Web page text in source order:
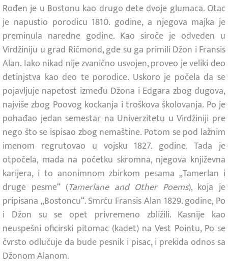
Rođen je u Bostonu kao drugo dete dvoje glumaca. Otac
je napustio porodicu 1810. godine, a njegova majka je
preminula naredne godine. Kao siroče je odveden u
Virdžiniju u grad Ričmond, gde su ga primili Džon i Fransis
Alan. Iako nikad nije zvanično usvojen, proveo je veliki deo
detinjstva kao deo te porodice. Uskoro je počela da se
pojavljuje napetost između Džona i Edgara zbog dugova,
najviše zbog Poovog kockanja i troškova školovanja. Po je
pohađao jedan semestar na Univerzitetu u Virdžiniji pre
nego što se ispisao zbog nemaštine. Potom se pod lažnim
imenom regrutovao u vojsku 1827. godine. Tada je
otpočela, mada na početku skromna, njegova književna
karijera, i to anonimnom zbirkom pesama „Tamerlan i
druge pesme“ (Tamerlane and Other Poems), koja je
pripisana „Bostoncu“. Smrću Fransis Alan 1829. godine, Po
i Džon su se opet privremeno zbližili. Kasnije kao
neuspešni oficirski pitomac (kadet) na Vest Pointu, Po se
čvrsto odlučuje da bude pesnik i pisac, i prekida odnos sa
Džonom Alanom.